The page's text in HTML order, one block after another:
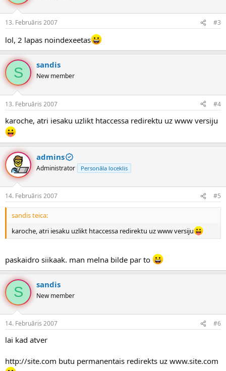
13. Februāris 2007 #3
lol, 2 lapas noindexeetas
S sandis
New member
13. Februāris 2007 #4
karoche, atri iesaku uzlikt htaccessa redirektu uz www versiju
admins
Administrator Personāla loceklis
14. Februāris 2007 #5
sandis teica:
karoche, atri iesaku uzlikt htaccessa redirektu uz www versiju
paskaidro siikaak. man melna bilde par to
S sandis
New member
14. Februāris 2007 #6
lai kad atver
http://site.com butu permanentais redirekts uz www.site.com